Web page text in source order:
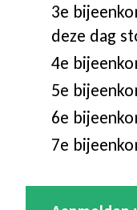
Voor
3e
deze dag
4e
5e
6e
7e